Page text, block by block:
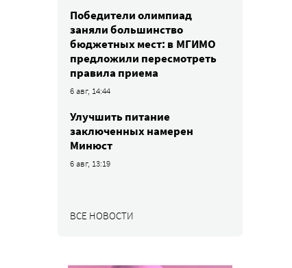
Победители олимпиад
заняли большинство
бюджетных мест: в МГИМО
предложили пересмотреть
правила приема
6 авг, 14:44
Улучшить питание
заключенных намерен
Минюст
6 авг, 13:19
ВСЕ НОВОСТИ